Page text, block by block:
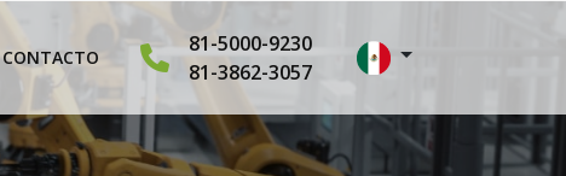
CONTACTO
81-5000-9230
81-3862-3057